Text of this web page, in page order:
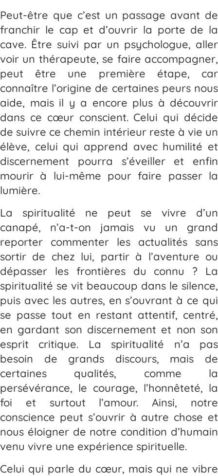
Peut-être que c’est un passage avant de
franchir le cap et d’ouvrir la porte de la
cave. Être suivi par un psychologue, aller
voir un thérapeute, se faire accompagner,
peut être une première étape, car
connaître l’origine de certaines peurs nous
aide, mais il y a encore plus à découvrir
dans ce cœur conscient. Celui qui décide
de suivre ce chemin intérieur reste à vie un
élève, celui qui apprend avec humilité et
discernement pourra s’éveiller et enfin
mourir à lui-même pour faire passer la
lumière.
La spiritualité ne peut se vivre d’un
canapé, n’a-t-on jamais vu un grand
reporter commenter les actualités sans
sortir de chez lui, partir à l’aventure ou
dépasser les frontières du connu ? La
spiritualité se vit beaucoup dans le silence,
puis avec les autres, en s’ouvrant à ce qui
se passe tout en restant attentif, centré,
en gardant son discernement et non son
esprit critique. La spiritualité n’a pas
besoin de grands discours, mais de
certaines qualités, comme la
persévérance, le courage, l’honnêteté, la
foi et surtout l’amour. Ainsi, notre
conscience peut s’ouvrir à autre chose et
nous éloigner de notre condition d’humain
venu vivre une expérience spirituelle.
Celui qui parle du cœur, mais qui ne vibre